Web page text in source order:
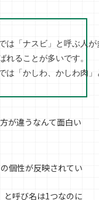
は「ナスビ」と呼ぶ人が
れることが多いです。
は「かしわ、かしわ肉
が違うなんて面白い
個性が反映されてい
と呼び名は1つなのに